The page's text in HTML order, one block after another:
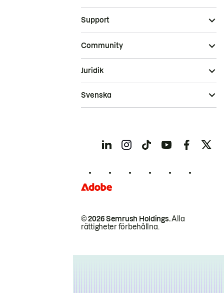
Support
Community
© 2026 Semrush Holdings.Alla
rättigheter förbehållna.
Juridik
Svenska